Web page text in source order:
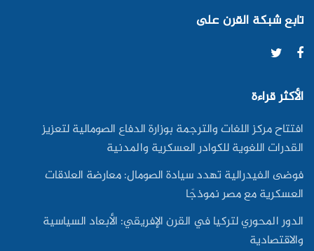
تابع شبكة القرن على
الأكثر قراءة
افتتاح مركز اللغات والترجمة بوزارة الدفاع الصومالية لتعزيز
القدرات اللغوية للكوادر العسكرية والمدنية
فوضى الفيدرالية تهدد سيادة الصومال: معارضة العلاقات
العسكرية مع مصر نموذجًا
الدور المحوري لتركيا في القرن الإفريقي: الأبعاد السياسية
والاقتصادية